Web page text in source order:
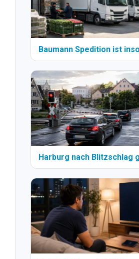
Baumann Spedition ist
Harburg nach Blitzschlag